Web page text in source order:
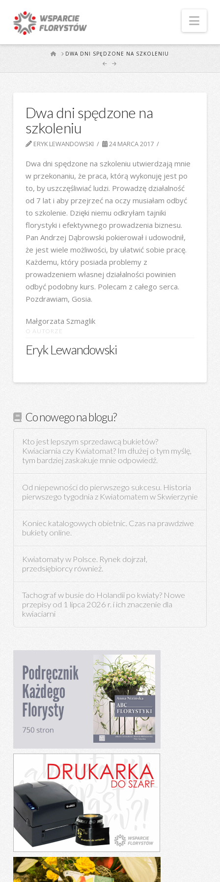
STARTDWA DNI SPĘDZONE NA SZKOLENIU
Dwa dni spędzone na
szkoleniu
ERYK LEWANDOWSKI 24 MARCA 2017
Dwa dni spędzone na szkoleniu utwierdzają mnie
w przekonaniu, że praca, którą wykonuję jest po
to, by uszczęśliwiać ludzi. Prowadzę działalność
od 7 lat i aby przejrzeć na oczy musiałam odbyć
to szkolenie. Dzięki niemu odkryłam tajniki
florystyki i efektywnego prowadzenia biznesu.
Pan Andrzej Dąbrowski pokierował i udowodnił,
że jest wiele możliwości, by ułatwić sobie pracę.
Każdemu, który posiada problemy z
prowadzeniem własnej działalności powinien
odbyć podobny kurs. Polecam z całego serca.
Pozdrawiam, Gosia.
Małgorzata Szmaglik
O AUTORZE
Eryk Lewandowski
Co nowego na blogu?
Kto jest lepszym sprzedawcą bukietów?
Kwiaciarnia czy Kwiatomat? Im dłużej o tym myślę,
tym bardziej zaskakuje mnie odpowiedź.
Od niepewności do pierwszego sukcesu. Historia
pierwszego tygodnia z Kwiatomatem w Skwierzynie
Koniec katalogowych obietnic. Czas na prawdziwe
bukiety online.
Kwiatomaty w Polsce. Rynek dojrzał,
przedsiębiorcy również.
Tachograf w busie do Holandii po kwiaty? Nowe
przepisy od 1 lipca 2026 r. i ich znaczenie dla
kwiaciarni